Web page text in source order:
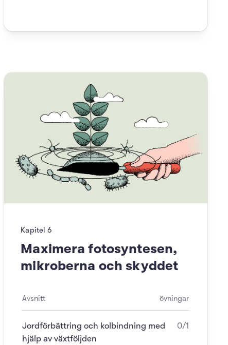
Kapitel 6
Maximera fotosyntesen,
mikroberna och skyddet
Avsnitt övningar
Jordförbättring och kolbindning med
hjälp av växtföljden
0/1